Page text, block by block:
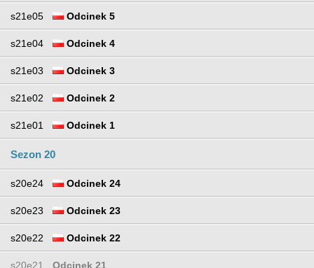
s21e05 Odcinek 5
s21e04 Odcinek 4
s21e03 Odcinek 3
s21e02 Odcinek 2
s21e01 Odcinek 1
Sezon 20
s20e24 Odcinek 24
s20e23 Odcinek 23
s20e22 Odcinek 22
s20e21 Odcinek 21